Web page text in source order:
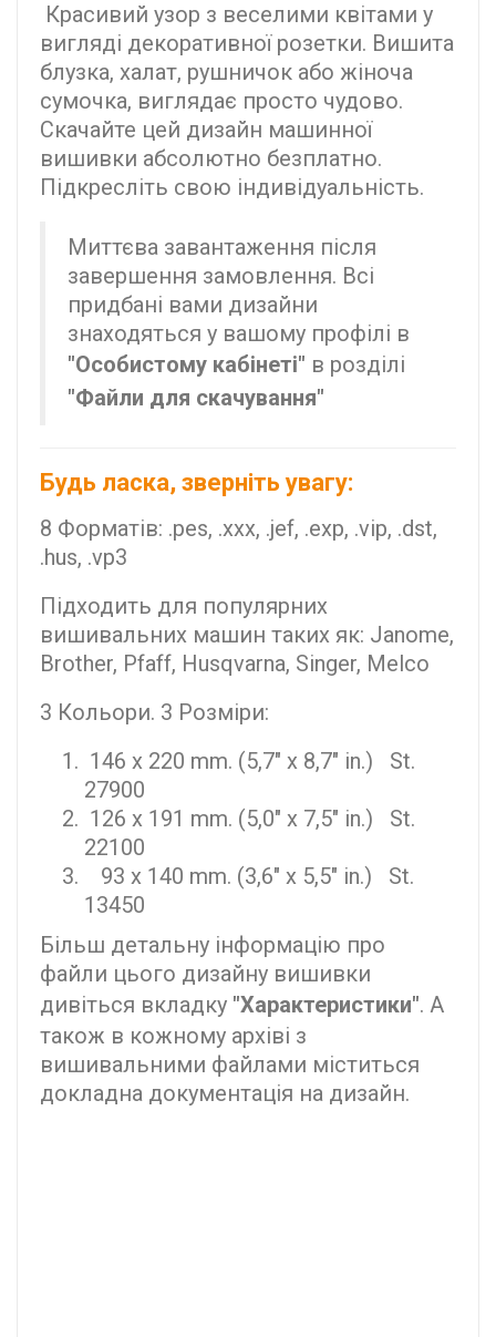
Красивий узор з веселими квітами у
вигляді декоративної розетки. Вишита
блузка, халат, рушничок або жіноча
сумочка, виглядає просто чудово.
Скачайте цей дизайн машинної
вишивки абсолютно безплатно.
Підкресліть свою індивідуальність.
Миттєва завантаження після
завершення замовлення. Всі
придбані вами дизайни
знаходяться у вашому профілі в
"Особистому кабінеті" в розділі
"Файли для скачування"
Будь ласка, зверніть увагу:
8 Форматів: .pes, .xxx, .jef, .exp, .vip, .dst,
.hus, .vp3
Підходить для популярних
вишивальних машин таких як: Janome,
Brother, Pfaff, Husqvarna, Singer, Melco
3 Кольори. 3 Розміри:
146 x 220 mm. (5,7" x 8,7" in.) St.
27900
126 x 191 mm. (5,0" x 7,5" in.) St.
22100
93 x 140 mm. (3,6" x 5,5" in.) St.
13450
Більш детальну інформацію про
файли цього дизайну вишивки
дивіться вкладку "Характеристики". А
також в кожному архіві з
вишивальними файлами міститься
докладна документація на дизайн.